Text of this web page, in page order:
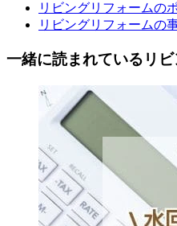
リビングリフォームの
リビングリフォームの
一緒に読まれている リ